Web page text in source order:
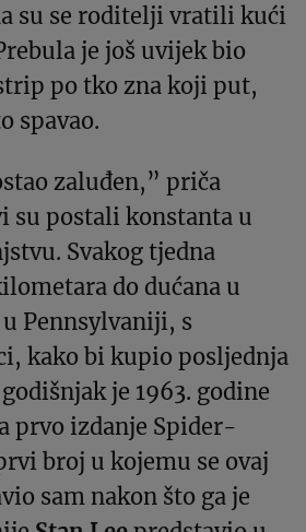
su se roditelji vratili kući
je još uvijek bio
po tko zna koji put,
spavao.
zaluđen,” priča
su postali konstanta u
Svakog tjedna
do dućana u
Pennsylvaniji, s
kako bi kupio posljednja
je 1963. godine
prvo izdanje Spider-
broj u kojemu se ovaj
sam nakon što ga je